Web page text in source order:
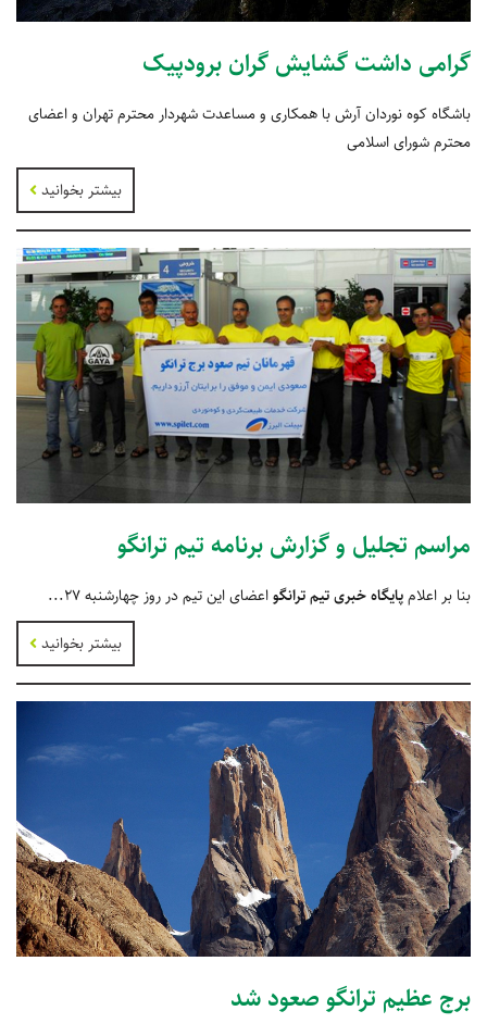
گرامی داشت گشایش گران برودپیک
باشگاه کوه نوردان آرش با همکاری و مساعدت شهردار محترم تهران و اعضای
محترم شورای اسلامی
بیشتر بخوانید
مراسم تجلیل و گزارش برنامه تیم ترانگو
بنا بر اعلامپایگاه‌ خبری‌ تیم ترانگواعضای این تیم در روز چهارشنبه ۲۷...
بیشتر بخوانید
برج عظیم ترانگو صعود شد